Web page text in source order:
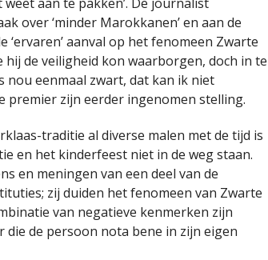
over ‘minder Marokkanen’ en aan de
aanval op het fenomeen Zwarte
de veiligheid kon waarborgen, doch in te
nou eenmaal zwart, dat kan ik niet
premier zijn eerder ingenomen stelling.
traditie al diverse malen met de tijd is
en het kinderfeest niet in de weg staan.
en meningen van een deel van de
zij duiden het fenomeen van Zwarte
van negatieve kenmerken zijn
de persoon nota bene in zijn eigen